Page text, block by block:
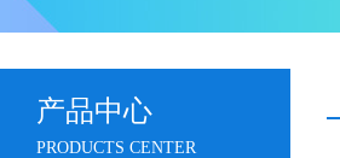
产品中心
PRODUCTS CENTER